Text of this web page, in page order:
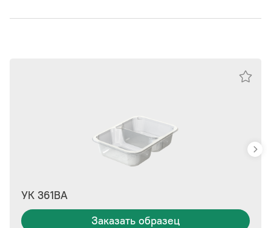
УК 361ВА
Заказать образец